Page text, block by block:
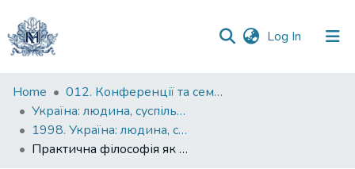
Log In (current)
Communities
&
Collections
All of DSpace
Home
012. Конференції та семінари НаУКМА
Україна: людина, суспільство, природа : щорічна наукова конференція
1998. Україна: людина, суспільство, природа : четверта щорічна наукова конференція : тези доповідей
Практична філософія як прикладна етика: проблемно-тематичні напрямки дослідження